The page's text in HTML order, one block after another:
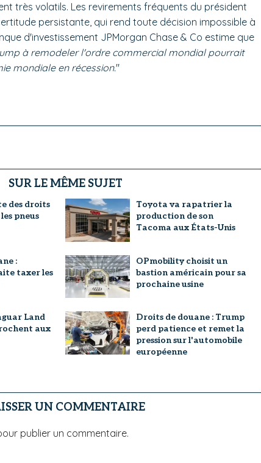
très volatils. Les revirements fréquents du président
persistante, qui rend toute décision impossible à
d'investissement JPMorgan Chase & Co estime que
à remodeler l'ordre commercial mondial pourrait
mondiale en récession."
SUR LE MÊME SUJET
des droits
pneus
Toyota va rapatrier la
production de son
Tacoma aux États-Unis
:
taxer les
OPmobility choisit un
bastion américain pour sa
prochaine usine
Land
aux
Droits de douane : Trump
perd patience et remet la
pression sur l'automobile
européenne
UN COMMENTAIRE
publier un commentaire.